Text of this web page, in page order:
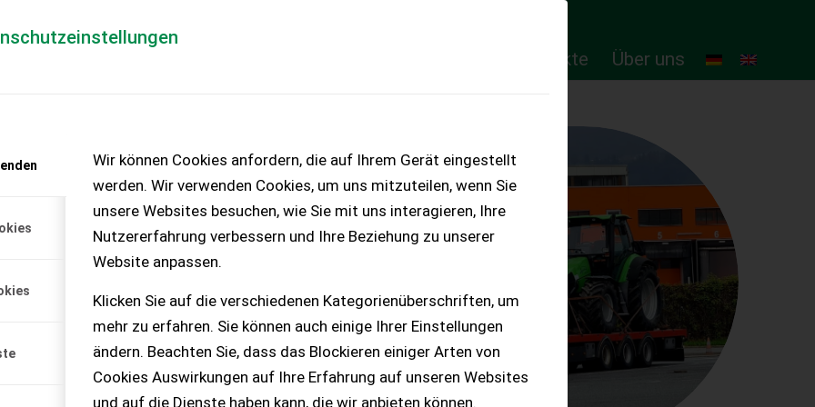
Wir können Cookies anfordern, die auf Ihrem Gerät eingestellt
werden. Wir verwenden Cookies, um uns mitzuteilen, wenn Sie
unsere Websites besuchen, wie Sie mit uns interagieren, Ihre
Nutzererfahrung verbessern und Ihre Beziehung zu unserer
Website anpassen.
Klicken Sie auf die verschiedenen Kategorienüberschriften, um
mehr zu erfahren. Sie können auch einige Ihrer Einstellungen
ändern. Beachten Sie, dass das Blockieren einiger Arten von
Cookies Auswirkungen auf Ihre Erfahrung auf unseren Websites
und auf die Dienste haben kann, die wir anbieten können.
Online-Produkte Über uns
– KEINE
verfügbar!
-
kleinere Traktoren -